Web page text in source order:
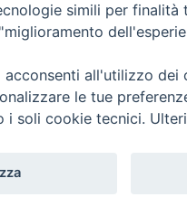
Privacy Policy
- Vita Trentina
simili per
all'utilizzo
le tue
i soli cookie tecnici.